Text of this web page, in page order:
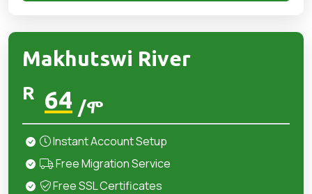
Makhutswi River
R 64 /ሞ
Instant Account Setup
Free Migration Service
Free SSL Certificates